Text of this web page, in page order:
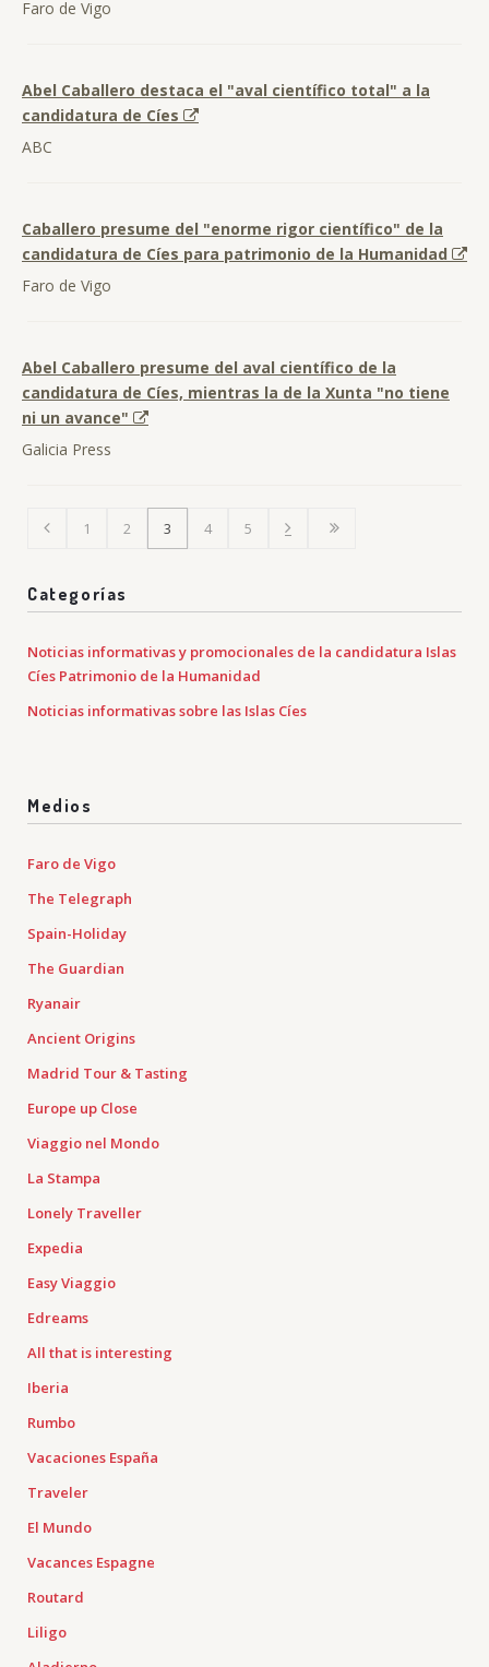
Faro de Vigo
Abel Caballero destaca el "aval científico total" a la
candidatura de Cíes
ABC
Caballero presume del "enorme rigor científico" de la
candidatura de Cíes para patrimonio de la Humanidad
Faro de Vigo
Abel Caballero presume del aval científico de la
candidatura de Cíes, mientras la de la Xunta "no tiene
ni un avance"
Galicia Press
1 2 3 4 5
Categorías
Noticias informativas y promocionales de la candidatura Islas
Cíes Patrimonio de la Humanidad
Noticias informativas sobre las Islas Cíes
Medios
Faro de Vigo
The Telegraph
Spain-Holiday
The Guardian
Ryanair
Ancient Origins
Madrid Tour & Tasting
Europe up Close
Viaggio nel Mondo
La Stampa
Lonely Traveller
Expedia
Easy Viaggio
Edreams
All that is interesting
Iberia
Rumbo
Vacaciones España
Traveler
El Mundo
Vacances Espagne
Routard
Liligo